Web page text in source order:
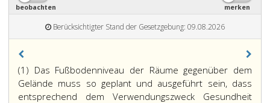
beobachten merken
Berücksichtigter Stand der Gesetzgebung: 09.08.2026
(1) Das Fußbodenniveau der Räume gegenüber dem
Gelände muss so geplant und ausgeführt sein, dass
entsprechend dem Verwendungszweck Gesundheit